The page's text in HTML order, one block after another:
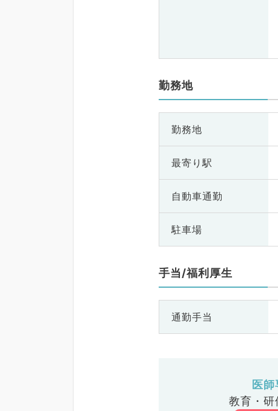
勤務地
勤務地
最寄り駅
自動車通勤
駐車場
手当/福利厚生
通勤手当
医
教育・研